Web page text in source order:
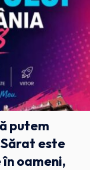
putem
este
oameni,